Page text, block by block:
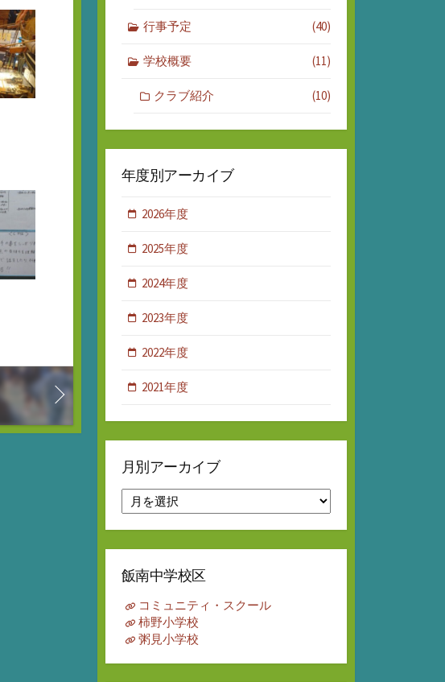
行事予定 (40)
学校概要 (11)
クラブ紹介 (10)
年度別アーカイブ
2026年度
2025年度
2024年度
2023年度
2022年度
2021年度
月別アーカイブ
別
ア
ー
イ
飯南中学校区
コミュニティ・スクール
柿野小学校
粥見小学校